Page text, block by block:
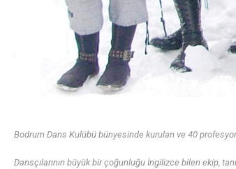
Bodrum Dans Kulübü bünyesinde kurulan ve 40
Dansçılarının büyük bir çoğunluğu İngilizce bilen ekip,